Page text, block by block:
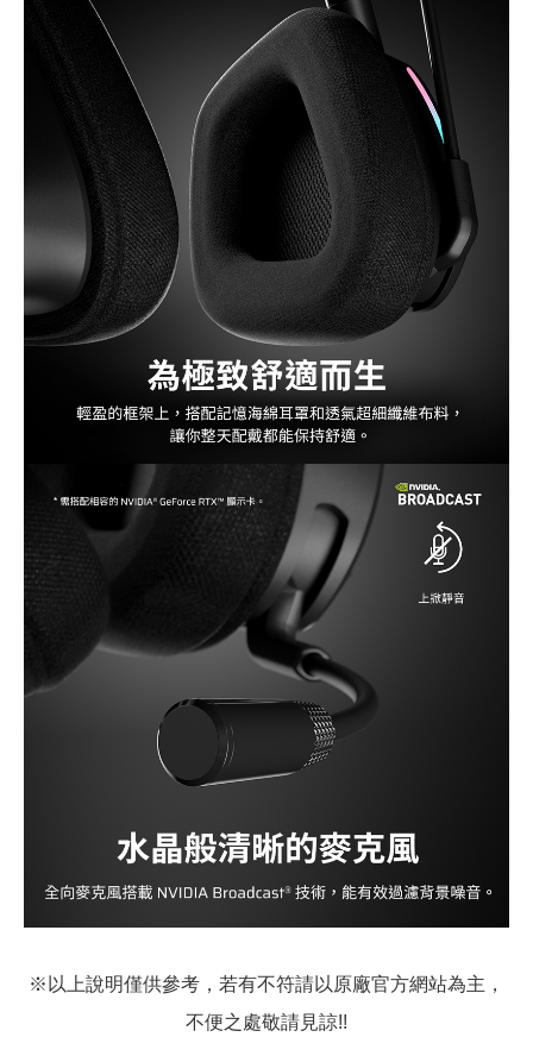
※以上說明僅供參考，若有不符請以原廠官方網站為主，
不便之處敬請見諒!!